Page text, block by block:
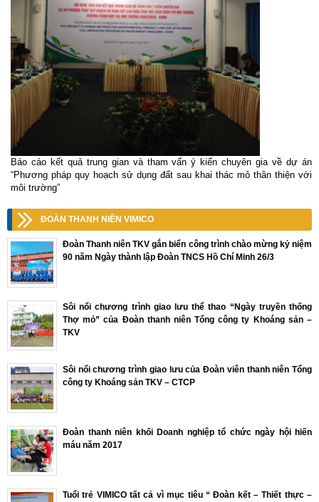
Báo cáo kết quả trung gian và tham vấn ý kiến chuyên gia về dự án
“Phương pháp quy hoạch sử dụng đất sau khai thác mỏ thân thiện với
môi trường”
ĐOÀN THANH NIÊN VIMICO
Đoàn Thanh niên TKV gắn biển công trình chào mừng kỷ niệm
90 năm Ngày thành lập Đoàn TNCS Hồ Chí Minh 26/3
Sôi nổi chương trình giao lưu thể thao “Ngày truyền thống
Thợ mỏ” của Đoàn thanh niên Tổng công ty Khoáng sản –
TKV
Sôi nổi chương trình giao lưu của Đoàn viên thanh niên Tổng
công ty Khoáng sản TKV – CTCP
Đoàn thanh niên khối Doanh nghiệp tổ chức ngày hội hiến
máu năm 2017
Tuổi trẻ VIMICO tất cả vì mục tiêu “ Đoàn kết – Thiết thực –